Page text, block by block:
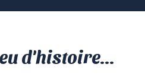
d'histoire...